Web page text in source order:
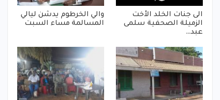
الى جنات الخلد الأخت
الزميلة الصحفية سلمى
عبد…
والي الخرطوم يدشن ليالي
المسالمة مساء السبت